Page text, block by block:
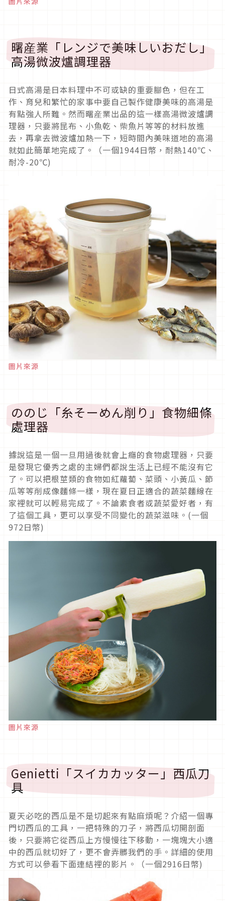
曙産業「レンジで美味しいおだし」
高湯微波爐調理器
日式高湯是日本料理中不可或缺的重要腳色，但在工
作、育兒和繁忙的家事中要自己製作健康美味的高湯是
有點強人所難。然而曙産業出品的這一樣高湯微波爐調
理器，只要將昆布、小魚乾、柴魚片等等的材料放進
去，再拿去微波爐加熱一下，短時間內美味道地的高湯
就如此簡單地完成了。（一個1944日幣，耐熱140℃、
耐冷-20℃)
圖片來源
ののじ「糸そーめん削り」食物細條
處理器
據說這是一個一旦用過後就會上癮的食物處理器，只要
是發現它優秀之處的主婦們都說生活上已經不能沒有它
了。可以把根莖類的食物如紅蘿蔔、菜頭、小黃瓜、節
瓜等等削成像麵條一樣，現在夏日正適合的蔬菜麵線在
家裡就可以輕易完成了。不論素食者或蔬菜愛好者，有
了這個工具，更可以享受不同變化的蔬菜滋味。(一個
972日幣)
圖片來源
Genietti「スイカカッター」西瓜刀
具
夏天必吃的西瓜是不是切起來有點麻煩呢？介紹一個專
門切西瓜的工具，一把特殊的刀子，將西瓜切開剖面
後，只要將它從西瓜上方慢慢往下移動，一塊塊大小適
中的西瓜就切好了，更不會弄髒我們的手。詳細的使用
方式可以參看下面連結裡的影片。（一個2916日幣)